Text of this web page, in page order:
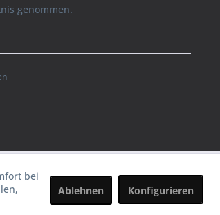
genommen.
bei
Ablehnen Konfigurieren